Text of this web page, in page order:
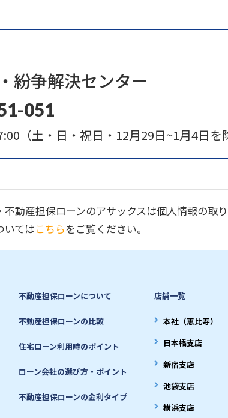
紛争解決センター
051
（土・日・祝日・12月29日~1月4日を
動産担保ローンのアサックスは個人情報の取
いてはこちらをご覧ください。
不動産担保ローンについて
不動産担保ローンの比較
住宅ローン利用時のポイント
ローン会社の選び方・ポイント
不動産担保ローンの金利タイプ
店舗一覧
本社（恵比寿）
日本橋支店
新宿支店
池袋支店
横浜支店